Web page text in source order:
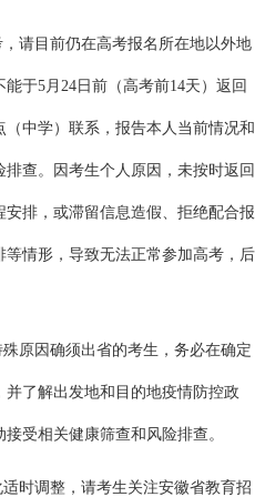
请目前仍在高考报名所在地以外地
于5月24日前（高考前14天）返回
中学）联系，报告本人当前情况和
查。因考生个人原因，未按时返回
排，或滞留信息造假、拒绝配合报
情形，导致无法正常参加高考，后
原因确须出省的考生，务必在确定
了解出发地和目的地疫情防控政
受相关健康筛查和风险排查。
时调整，请考生关注安徽省教育招